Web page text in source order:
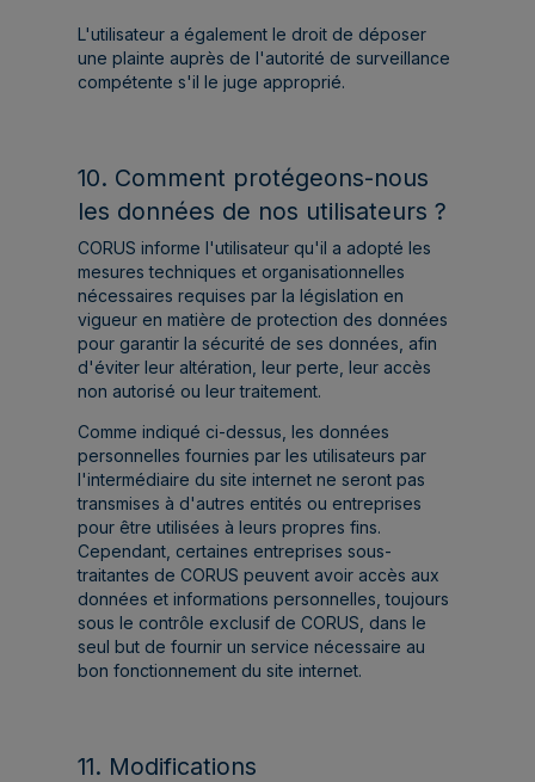
L'utilisateur a également le droit de déposer
une plainte auprès de l'autorité de surveillance
compétente s'il le juge approprié.
10. Comment protégeons-nous
les données de nos utilisateurs ?
CORUS informe l'utilisateur qu'il a adopté les
mesures techniques et organisationnelles
nécessaires requises par la législation en
vigueur en matière de protection des données
pour garantir la sécurité de ses données, afin
d'éviter leur altération, leur perte, leur accès
non autorisé ou leur traitement.
Comme indiqué ci-dessus, les données
personnelles fournies par les utilisateurs par
l'intermédiaire du site internet ne seront pas
transmises à d'autres entités ou entreprises
pour être utilisées à leurs propres fins.
Cependant, certaines entreprises sous-
traitantes de CORUS peuvent avoir accès aux
données et informations personnelles, toujours
sous le contrôle exclusif de CORUS, dans le
seul but de fournir un service nécessaire au
bon fonctionnement du site internet.
11. Modifications